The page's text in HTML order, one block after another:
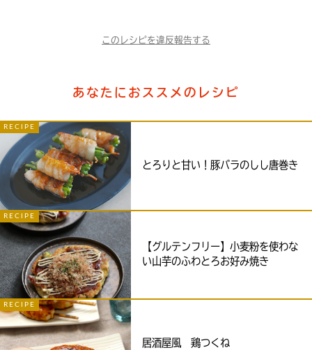
このレシピを違反報告する
あなたにおススメのレシピ
RECIPE
とろりと甘い！豚バラのしし唐巻き
RECIPE
【グルテンフリー】小麦粉を使わな
い山芋のふわとろお好み焼き
RECIPE
居酒屋風 鶏つくね